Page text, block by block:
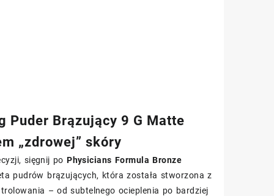
Puder Brązujący 9 G Matte
„zdrowej” skóry
sięgnij poPhysicians Formula Bronze
pudrów brązujących, która została stworzona z
– od subtelnego ocieplenia po bardziej